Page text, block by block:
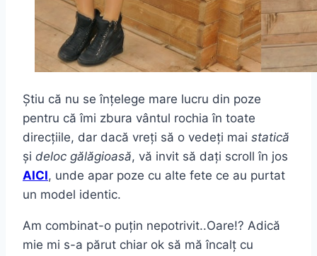
Știu că nu se înțelege mare lucru din poze
pentru că îmi zbura vântul rochia în toate
direcțiile, dar dacă vreți să o vedeți mai statică
și deloc gălăgioasă, vă invit să dați scroll în jos
AICI, unde apar poze cu alte fete ce au purtat
un model identic.
Am combinat-o puțin nepotrivit..Oare!? Adică
mie mi s-a părut chiar ok să mă încalț cu